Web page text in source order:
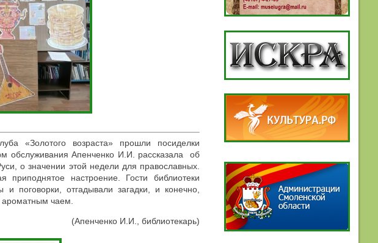
«Золотого возраста» прошли посиделки
обслуживания Апенченко И.И. рассказала об
о значении этой недели для православных.
настроение. Гости библиотеки
и поговорки, отгадывали загадки, и конечно,
чаем.
(Апенченко И.И., библиотекарь)